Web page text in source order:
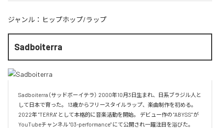
ジャンル： ヒップホップ/ラップ
Sadboiterra
Sadboiterra（サッドボーイテラ） 2000年10月3日生まれ、日系ブラジル人と
して日本で育った。 13歳からフリースタイルラップ、楽曲制作を初める。
2022年 "TERRA" として本格的に音楽活動を開始。 デビュー作の "ABYSS" が
YouTubeチャンネル "03-performance" にて公開され一躍注目を浴びた。